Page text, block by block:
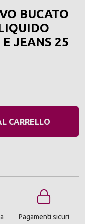
DEI
BUCATO
E JEANS 25
CARRELLO
Pagamenti sicuri